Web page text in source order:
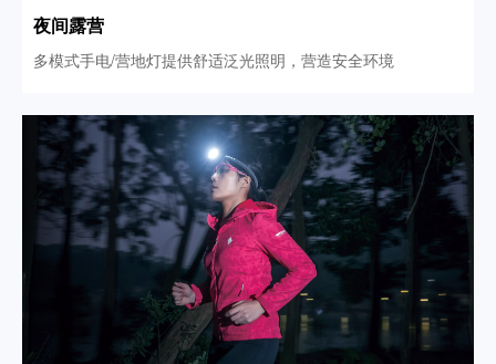
夜间露营
多模式手电/营地灯提供舒适泛光照明，营造安全环境